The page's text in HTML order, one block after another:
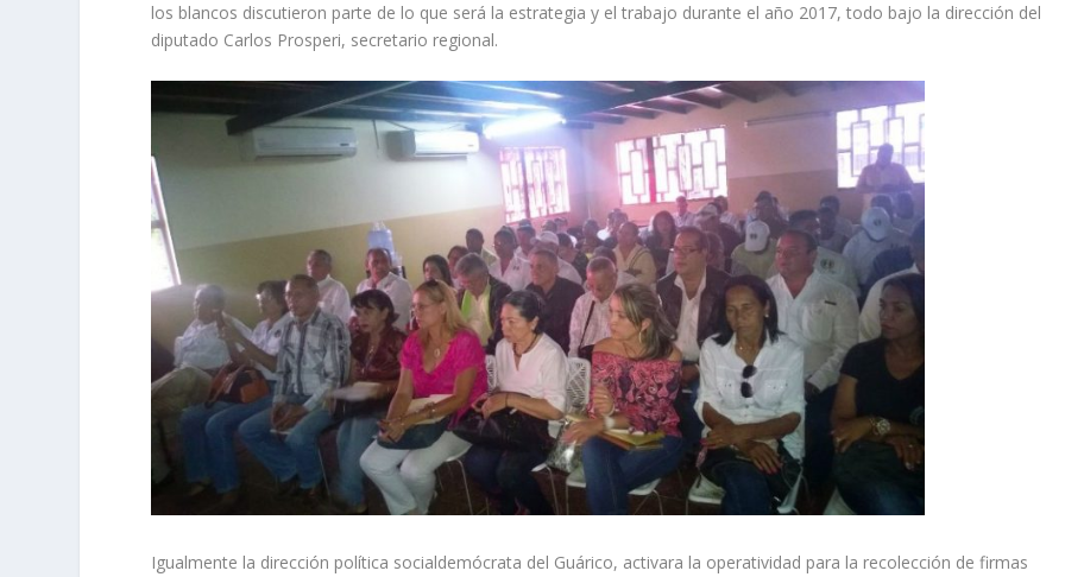
los blancos discutieron parte de lo que será la estrategia y el trabajo durante el año 2017, todo bajo la dirección del
diputado Carlos Prosperi, secretario regional.
Igualmente la dirección política socialdemócrata del Guárico, activara la operatividad para la recolección de firmas